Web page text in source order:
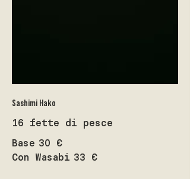
Sashimi Hako
16 fette di pesce
Base 30 €
Con Wasabi 33 €